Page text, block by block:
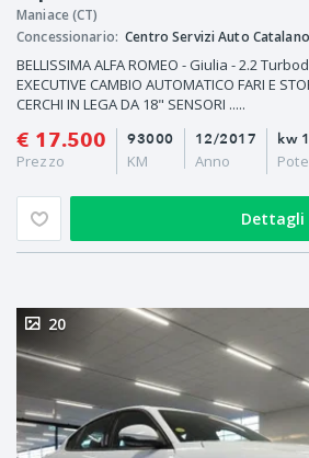
Maniace (CT)
Concessionario:
BELLISSIMA ALFA ROMEO - Giulia - 2.2
EXECUTIVE CAMBIO AUTOMATICO FARI E
CERCHI IN LEGA DA 18" SENSORI .....
€ 17.500
Prezzo
12/2017
Anno
93000
KM
kw
Dettagli
20